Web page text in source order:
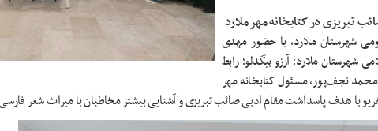
تبریزی در کتابخانه مهر ملارد
شهرستان ملارد، با حضور مهدی
شهرستان ملارد؛ آرزو بیگدلو؛ رابط
محمد نجف‌پور، مسئول کتابخانه مهر
با هدف پاسداشت مقام ادبی صائب تبریزی و آشنایی بیشتر مخاطبان با میراث شعر